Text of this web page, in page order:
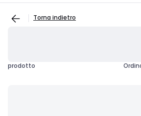
Torna indietro
prodotto